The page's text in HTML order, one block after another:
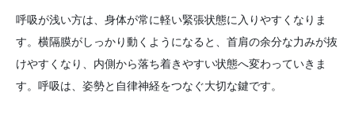
呼吸が浅い方は、身体が常に軽い緊張状態に入りやすくなりま
す。横隔膜がしっかり動くようになると、首肩の余分な力みが抜
けやすくなり、内側から落ち着きやすい状態へ変わっていきま
す。呼吸は、姿勢と自律神経をつなぐ大切な鍵です。